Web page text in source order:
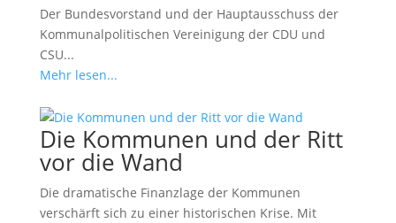
Der Bundesvorstand und der Hauptausschuss der
Kommunalpolitischen Vereinigung der CDU und
CSU...
Mehr lesen...
Die Kommunen und der Ritt
vor die Wand
Die dramatische Finanzlage der Kommunen
verschärft sich zu einer historischen Krise. Mit